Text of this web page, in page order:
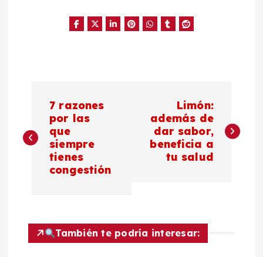
a
v
a
7 razones
por las
que
siempre
tienes
congestión
Limón:
además de
dar sabor,
beneficia a
tu salud
También te podría interesar: